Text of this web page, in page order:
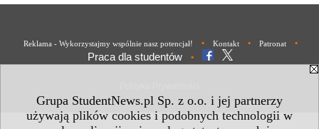
Grupa StudentNews.pl Sp. z o.o. i jej partnerzy
używają plików cookies i podobnych technologii w
Reklama - Wykorzystajmy wspólnie nasz potencjał! • Kontakt • Patronat •
Praca dla studentów •